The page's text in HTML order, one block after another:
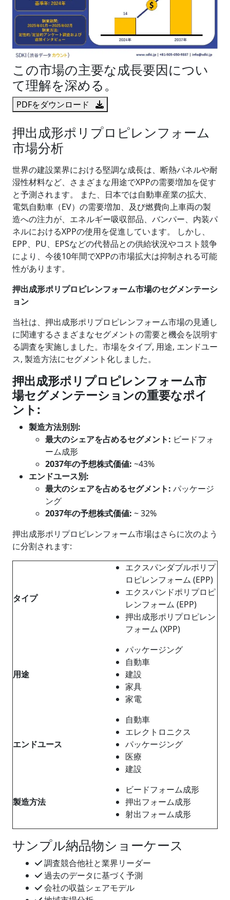
この市場の主要な成長要因につい
て理解を深める。
PDFをダウンロード
押出成形ポリプロピレンフォーム
市場分析
世界の建設業界における堅調な成長は、断熱パネルや耐
湿性材料など、さまざまな用途でXPPの需要増加を促す
と予測されます。 また、日本では自動車産業の拡大、
電気自動車（EV）の需要増加、及び燃費向上車両の製
造への注力が、エネルギー吸収部品、バンパー、内装パ
ネルにおけるXPPの使用を促進しています。 しかし、
EPP、PU、EPSなどの代替品との供給状況やコスト競争
により、今後10年間でXPPの市場拡大は抑制される可能
性があります。
押出成形ポリプロピレンフォーム市場のセグメンテーシ
ョン
当社は、押出成形ポリプロピレンフォーム市場の見通し
に関連するさまざまなセグメントの需要と機会を説明す
る調査を実施しました。市場をタイプ, 用途, エンドユー
ス, 製造方法にセグメント化しました。
押出成形ポリプロピレンフォーム市
場セグメンテーションの重要なポイ
ント:
製造方法別別:
最大のシェアを占めるセグメント: ビードフォ
ーム成形
2037年の予想株式価値: ~43%
エンドユース別:
最大のシェアを占めるセグメント: パッケージ
ング
2037年の予想株式価値: ~ 32%
押出成形ポリプロピレンフォーム市場はさらに次のよう
に分割されます:
タイプ
エクスパンダブルポリプ
ロピレンフォーム (EPP)
エクスパンドポリプロピ
レンフォーム (EPP)
押出成形ポリプロピレン
フォーム (XPP)
用途
パッケージング
自動車
建設
家具
家電
エンドユース
自動車
エレクトロニクス
パッケージング
医療
建設
製造方法
ビードフォーム成形
押出フォーム成形
射出フォーム成形
サンプル納品物ショーケース
調査競合他社と業界リーダー
過去のデータに基づく予測
会社の収益シェアモデル